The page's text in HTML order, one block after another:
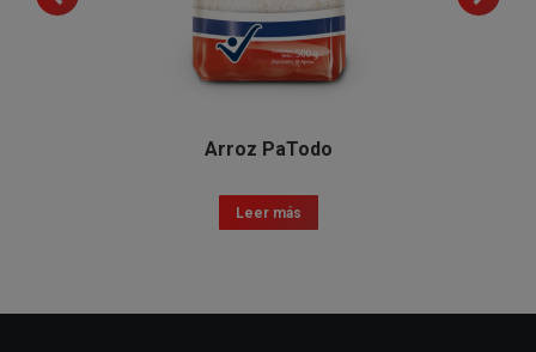
Arroz PaTodo
Leer más